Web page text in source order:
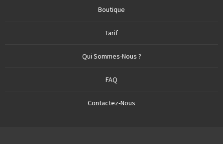
Boutique
Tarif
Qui Sommes-Nous ?
FAQ
Contactez-Nous